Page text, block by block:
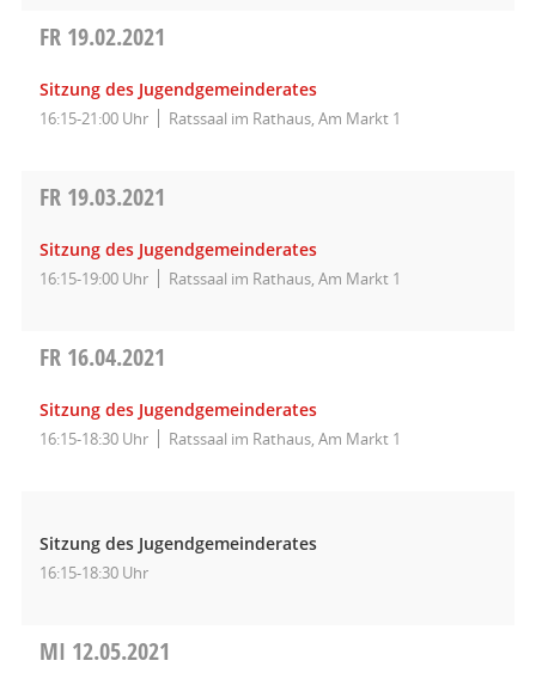
FR 19.02.2021
Sitzung des Jugendgemeinderates
16:15-21:00 Uhr Ratssaal im Rathaus, Am Markt 1
FR 19.03.2021
Sitzung des Jugendgemeinderates
16:15-19:00 Uhr Ratssaal im Rathaus, Am Markt 1
FR 16.04.2021
Sitzung des Jugendgemeinderates
16:15-18:30 Uhr Ratssaal im Rathaus, Am Markt 1
Sitzung des Jugendgemeinderates
16:15-18:30 Uhr
MI 12.05.2021